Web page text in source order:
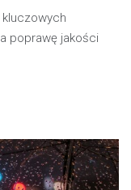
poprawę jakości